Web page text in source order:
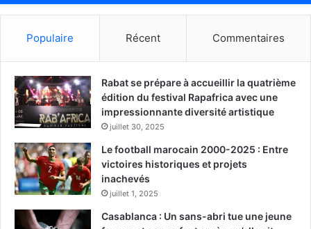
Populaire Récent Commentaires
Rabat se prépare à accueillir la quatrième
édition du festival Rapafrica avec une
impressionnante diversité artistique
juillet 30, 2025
Le football marocain 2000-2025 : Entre
victoires historiques et projets
inachevés
juillet 1, 2025
Casablanca : Un sans-abri tue une jeune